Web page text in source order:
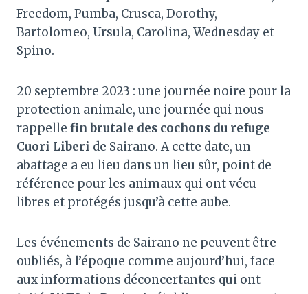
Freedom, Pumba, Crusca, Dorothy,
Bartolomeo, Ursula, Carolina, Wednesday et
Spino.
20 septembre 2023 : une journée noire pour la
protection animale, une journée qui nous
rappelle fin brutale des cochons du refuge
Cuori Liberi de Sairano. A cette date, un
abattage a eu lieu dans un lieu sûr, point de
référence pour les animaux qui ont vécu
libres et protégés jusqu’à cette aube.
Les événements de Sairano ne peuvent être
oubliés, à l’époque comme aujourd’hui, face
aux informations déconcertantes qui ont